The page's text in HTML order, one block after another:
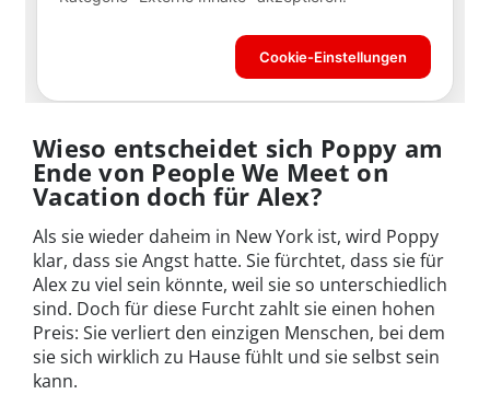
Wieso entscheidet sich Poppy am
Ende von People We Meet on
Vacation doch für Alex?
Als sie wieder daheim in New York ist, wird Poppy
klar, dass sie Angst hatte. Sie fürchtet, dass sie für
Alex zu viel sein könnte, weil sie so unterschiedlich
sind. Doch für diese Furcht zahlt sie einen hohen
Preis: Sie verliert den einzigen Menschen, bei dem
sie sich wirklich zu Hause fühlt und sie selbst sein
kann.